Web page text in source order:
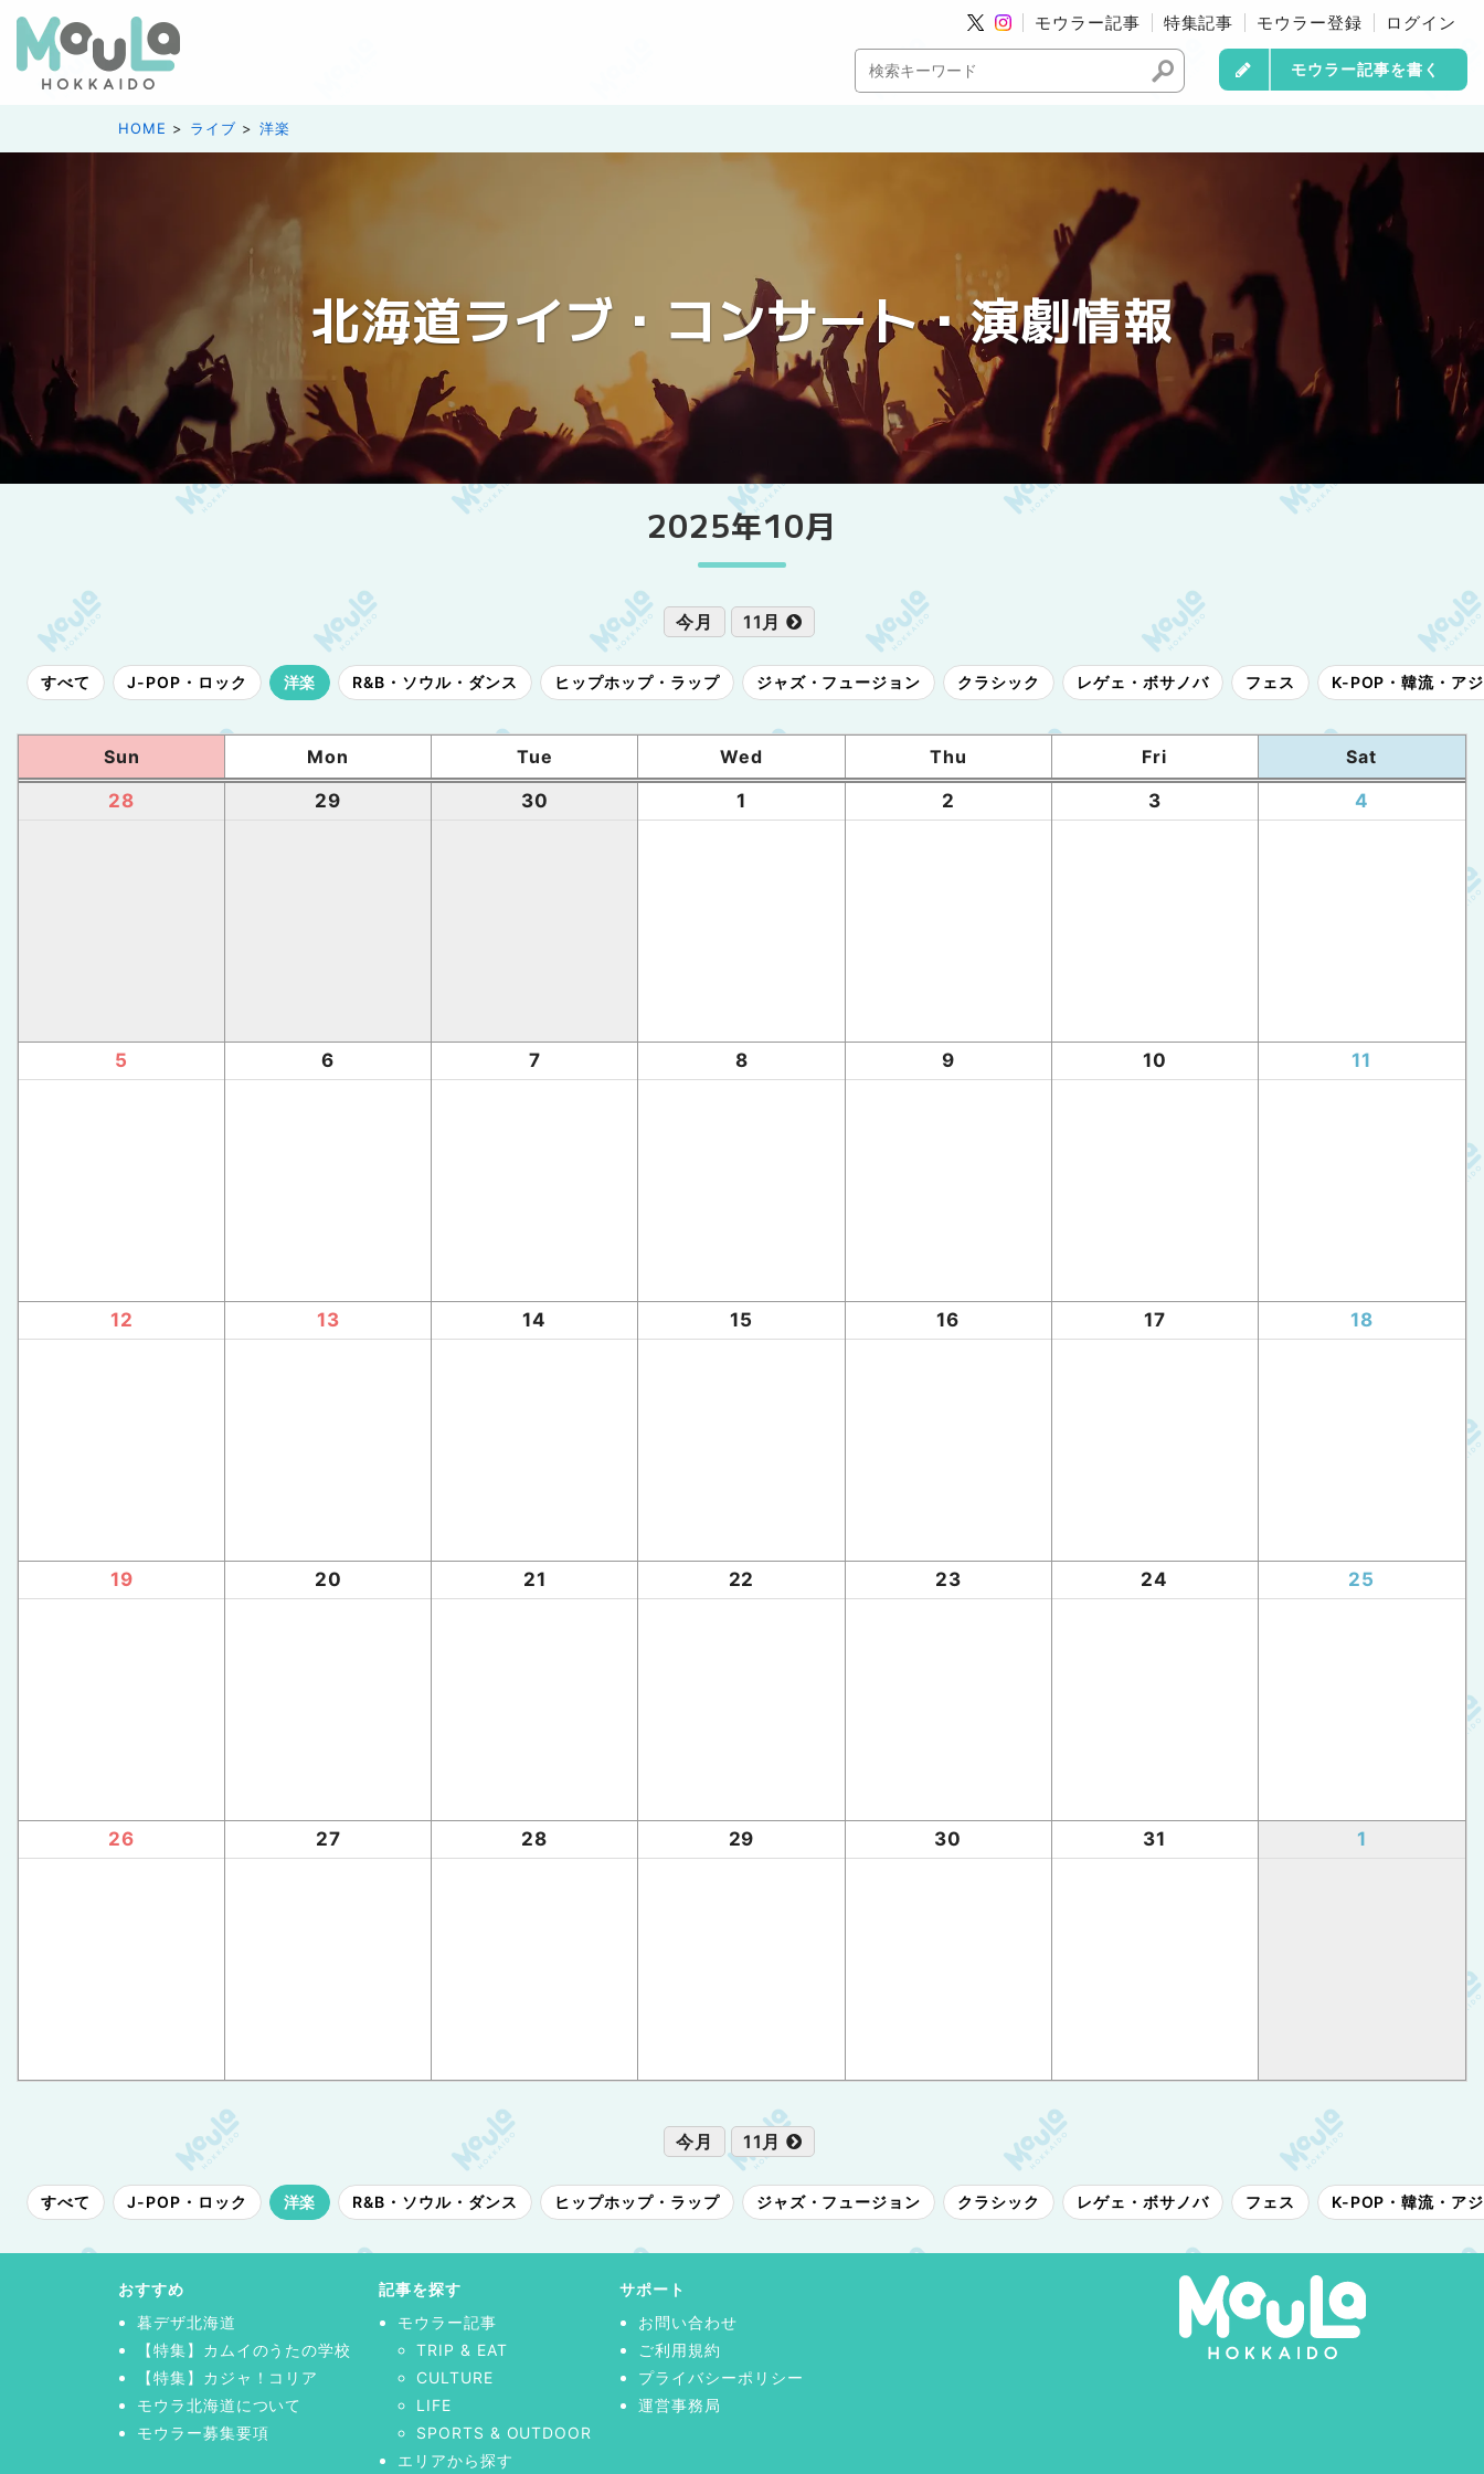
モウラー記事 特集記事 モウラー登録 ログイン
モウラー記事を書く
HOME ライブ 洋楽
北海道ライブ・コンサート・演劇情報
2025年10月
今月 11月
すべて J-POP・ロック 洋楽 R&B・ソウル・ダンス ヒップホップ・ラップ ジャズ・フュージョン クラシック レゲェ・ボサノバ フェス K-POP・韓流・ア
Sun Mon Tue Wed Thu Fri
Sat
28
29 30 1 2 3 4
5 6 7 8 9 10 11
12 13 14 15 16 17 18
19 20 21 22 23 24 25
26 27 28 29 30 31 1
今月 11月
すべて J-POP・ロック 洋楽 R&B・ソウル・ダンス ヒップホップ・ラップ ジャズ・フュージョン クラシック レゲェ・ボサノバ フェス K-POP・韓流・ア
おすすめ
暮デザ北海道
【特集】カムイのうたの学校
【特集】カジャ！コリア
モウラ北海道について
モウラー募集要項
記事を探す
モウラー記事
TRIP & EAT
CULTURE
LIFE
SPORTS & OUTDOOR
エリアから探す
サポート
お問い合わせ
ご利用規約
プライバシーポリシー
運営事務局